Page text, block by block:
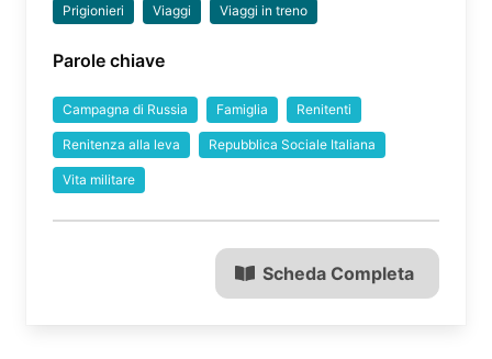
Prigionieri Viaggi Viaggi in treno
Parole chiave
Campagna di Russia Famiglia Renitenti
Renitenza alla leva Repubblica Sociale Italiana
Vita militare
Scheda Completa